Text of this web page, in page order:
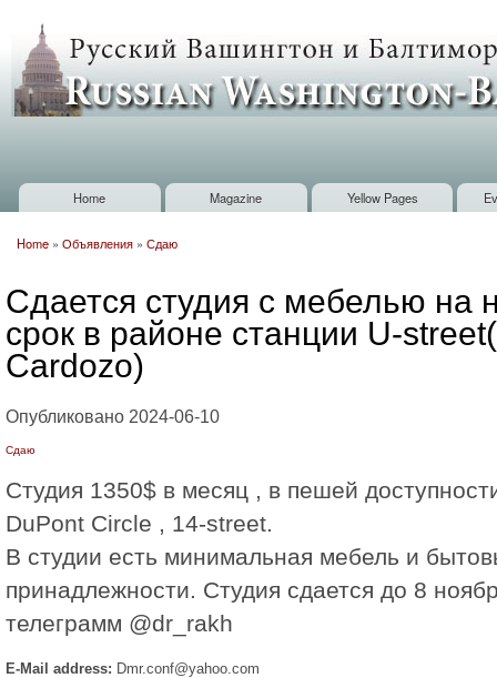
Russian
Washington
Baltimore
Main menu
Home Magazine Yellow Pages
Home » Объявления » Сдаю
Сдается студия с мебелью на
срок в районе станции U-
Cardozo)
Опубликовано 2024-06-10
Сдаю
Студия 1350$ в месяц , в пешей
DuPont Circle , 14-street.
В студии есть минимальная мебель и
принадлежности. Студия сдается до 8
телеграмм @dr_rakh
E-Mail address: Dmr.conf@yahoo.com